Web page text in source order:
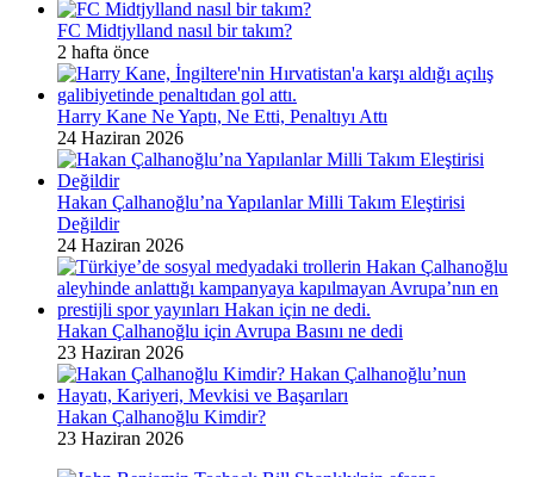
FC Midtjylland nasıl bir takım?
2 hafta önce
Harry Kane Ne Yaptı, Ne Etti, Penaltıyı Attı
24 Haziran 2026
Hakan Çalhanoğlu’na Yapılanlar Milli Takım Eleştirisi
Değildir
24 Haziran 2026
Hakan Çalhanoğlu için Avrupa Basını ne dedi
23 Haziran 2026
Hakan Çalhanoğlu Kimdir?
23 Haziran 2026